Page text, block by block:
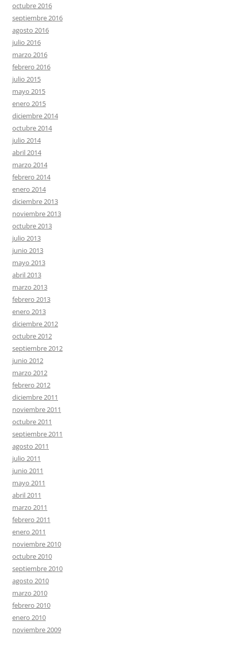
octubre 2016
septiembre 2016
agosto 2016
julio 2016
marzo 2016
febrero 2016
julio 2015
mayo 2015
enero 2015
diciembre 2014
octubre 2014
julio 2014
abril 2014
marzo 2014
febrero 2014
enero 2014
diciembre 2013
noviembre 2013
octubre 2013
julio 2013
junio 2013
mayo 2013
abril 2013
marzo 2013
febrero 2013
enero 2013
diciembre 2012
octubre 2012
septiembre 2012
junio 2012
marzo 2012
febrero 2012
diciembre 2011
noviembre 2011
octubre 2011
septiembre 2011
agosto 2011
julio 2011
junio 2011
mayo 2011
abril 2011
marzo 2011
febrero 2011
enero 2011
noviembre 2010
octubre 2010
septiembre 2010
agosto 2010
marzo 2010
febrero 2010
enero 2010
noviembre 2009